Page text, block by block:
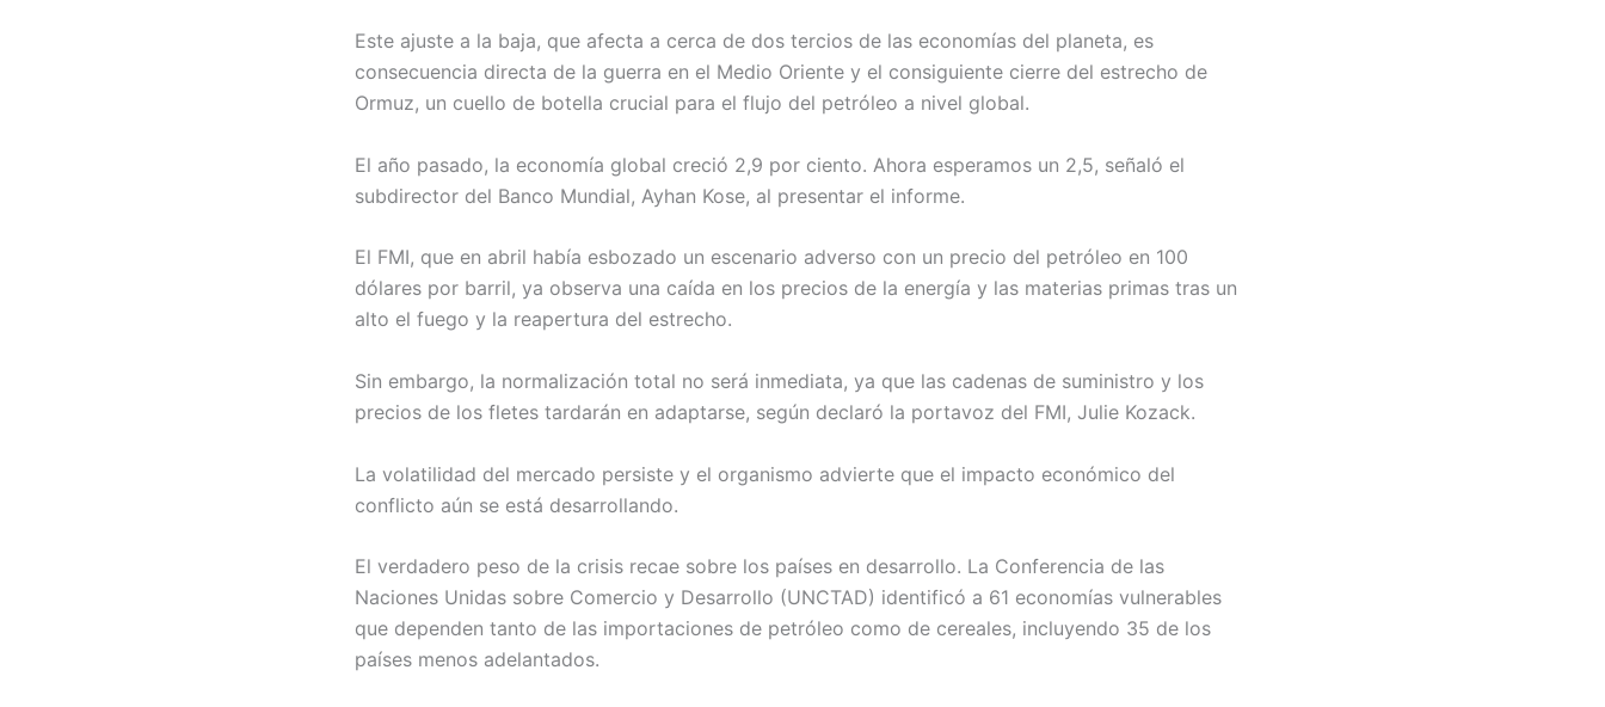
Este ajuste a la baja, que afecta a cerca de dos tercios de las economías del planeta, es
consecuencia directa de la guerra en el Medio Oriente y el consiguiente cierre del estrecho de
Ormuz, un cuello de botella crucial para el flujo del petróleo a nivel global.
El año pasado, la economía global creció 2,9 por ciento. Ahora esperamos un 2,5, señaló el
subdirector del Banco Mundial, Ayhan Kose, al presentar el informe.
El FMI, que en abril había esbozado un escenario adverso con un precio del petróleo en 100
dólares por barril, ya observa una caída en los precios de la energía y las materias primas tras un
alto el fuego y la reapertura del estrecho.
Sin embargo, la normalización total no será inmediata, ya que las cadenas de suministro y los
precios de los fletes tardarán en adaptarse, según declaró la portavoz del FMI, Julie Kozack.
La volatilidad del mercado persiste y el organismo advierte que el impacto económico del
conflicto aún se está desarrollando.
El verdadero peso de la crisis recae sobre los países en desarrollo. La Conferencia de las
Naciones Unidas sobre Comercio y Desarrollo (UNCTAD) identificó a 61 economías vulnerables
que dependen tanto de las importaciones de petróleo como de cereales, incluyendo 35 de los
países menos adelantados.